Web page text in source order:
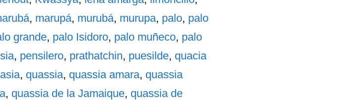
, marupá, murubá, murupa, palo, palo
grande, palo Isidoro, palo muñeco, palo
, pensilero, prathatchin, puesilde, quacia
, quassia, quassia amara, quassia
, quassia de la Jamaique, quassia de